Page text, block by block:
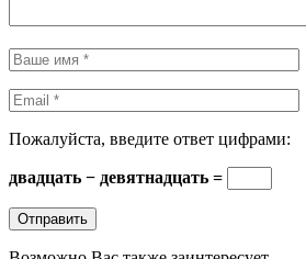
Пожалуйста, введите ответ цифрами:
двадцать − девятнадцать =